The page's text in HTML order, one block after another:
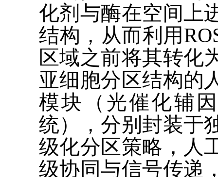
化剂与酶在空间上
结构，从而利用
区域之前将其转化
亚细胞分区结构的
模块（光催化辅
统），分别封装于
级化分区策略，人
级协同与信号传递